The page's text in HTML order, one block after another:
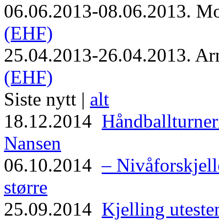
06.06.2013-08.06.2013.
(EHF)
25.04.2013-26.04.2013.
(EHF)
Siste nytt | alt
18.12.2014
Nansen
06.10.2014–
større
25.09.2014 Kjelling